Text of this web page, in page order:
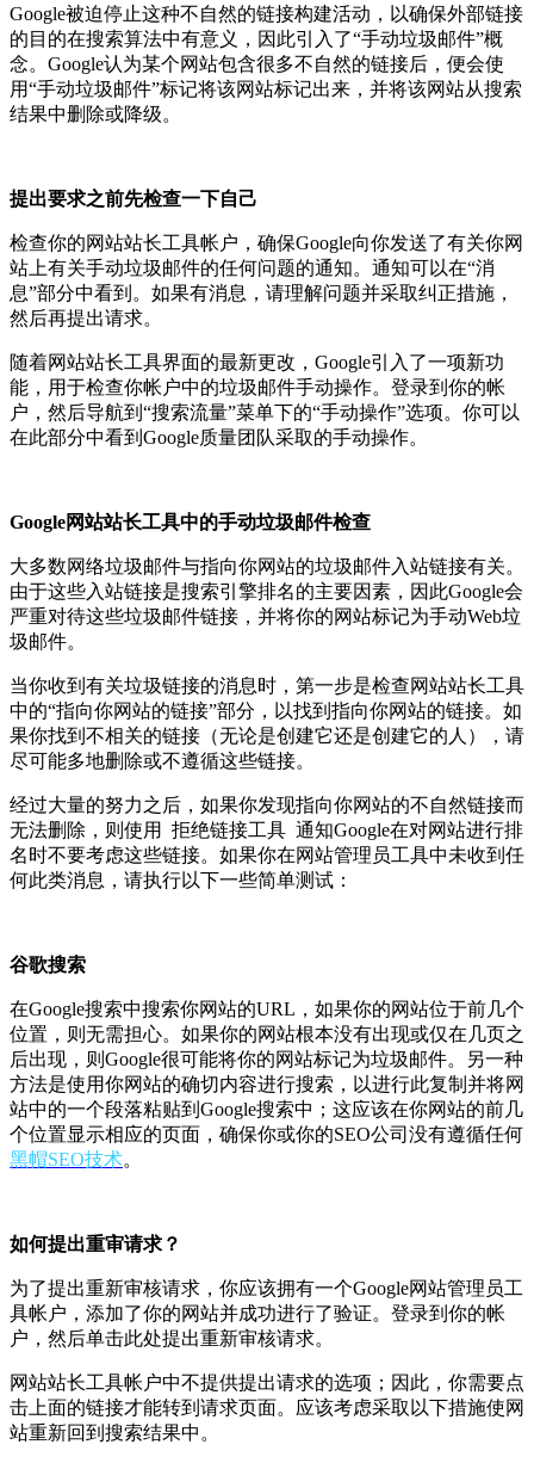
Google被迫停止这种不自然的链接构建活动，以确保外部链接
的目的在搜索算法中有意义，因此引入了“手动垃圾邮件”概
念。Google认为某个网站包含很多不自然的链接后，便会使
用“手动垃圾邮件”标记将该网站标记出来，并将该网站从搜索
结果中删除或降级。
提出要求之前先检查一下自己
检查你的网站站长工具帐户，确保Google向你发送了有关你网
站上有关手动垃圾邮件的任何问题的通知。通知可以在“消
息”部分中看到。如果有消息，请理解问题并采取纠正措施，
然后再提出请求。
随着网站站长工具界面的最新更改，Google引入了一项新功
能，用于检查你帐户中的垃圾邮件手动操作。登录到你的帐
户，然后导航到“搜索流量”菜单下的“手动操作”选项。你可以
在此部分中看到Google质量团队采取的手动操作。
Google网站站长工具中的手动垃圾邮件检查
大多数网络垃圾邮件与指向你网站的垃圾邮件入站链接有关。
由于这些入站链接是搜索引擎排名的主要因素，因此Google会
严重对待这些垃圾邮件链接，并将你的网站标记为手动Web垃
圾邮件。
当你收到有关垃圾链接的消息时，第一步是检查网站站长工具
中的“指向你网站的链接”部分，以找到指向你网站的链接。如
果你找到不相关的链接（无论是创建它还是创建它的人），请
尽可能多地删除或不遵循这些链接。
经过大量的努力之后，如果你发现指向你网站的不自然链接而
无法删除，则使用 拒绝链接工具 通知Google在对网站进行排
名时不要考虑这些链接。如果你在网站管理员工具中未收到任
何此类消息，请执行以下一些简单测试：
谷歌搜索
在Google搜索中搜索你网站的URL，如果你的网站位于前几个
位置，则无需担心。如果你的网站根本没有出现或仅在几页之
后出现，则Google很可能将你的网站标记为垃圾邮件。另一种
方法是使用你网站的确切内容进行搜索，以进行此复制并将网
站中的一个段落粘贴到Google搜索中；这应该在你网站的前几
个位置显示相应的页面， 确保你或你的SEO公司没有遵循任何
黑帽SEO技术。
如何提出重审请求？
为了提出重新审核请求，你应该拥有一个Google网站管理员工
具帐户，添加了你的网站并成功进行了验证。登录到你的帐
户，然后单击此处提出重新审核请求。
网站站长工具帐户中不提供提出请求的选项；因此，你需要点
击上面的链接才能转到请求页面。应该考虑采取以下措施使网
站重新回到搜索结果中。